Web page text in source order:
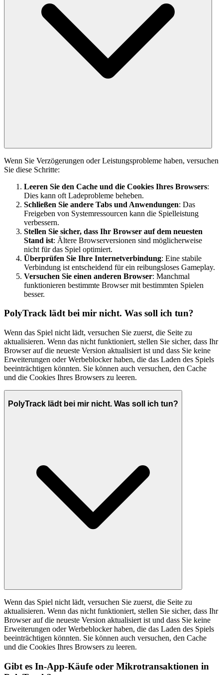
Wenn Sie Verzögerungen oder Leistungsprobleme haben, versuchen
Sie diese Schritte:
Leeren Sie den Cache und die Cookies Ihres Browsers:
Dies kann oft Ladeprobleme beheben.
Schließen Sie andere Tabs und Anwendungen: Das
Freigeben von Systemressourcen kann die Spielleistung
verbessern.
Stellen Sie sicher, dass Ihr Browser auf dem neuesten
Stand ist: Ältere Browserversionen sind möglicherweise
nicht für das Spiel optimiert.
Überprüfen Sie Ihre Internetverbindung: Eine stabile
Verbindung ist entscheidend für ein reibungsloses Gameplay.
Versuchen Sie einen anderen Browser: Manchmal
funktionieren bestimmte Browser mit bestimmten Spielen
besser.
PolyTrack lädt bei mir nicht. Was soll ich tun?
Wenn das Spiel nicht lädt, versuchen Sie zuerst, die Seite zu
aktualisieren. Wenn das nicht funktioniert, stellen Sie sicher, dass Ihr
Browser auf die neueste Version aktualisiert ist und dass Sie keine
Erweiterungen oder Werbeblocker haben, die das Laden des Spiels
beeinträchtigen könnten. Sie können auch versuchen, den Cache
und die Cookies Ihres Browsers zu leeren.
PolyTrack lädt bei mir nicht. Was soll ich tun?
Wenn das Spiel nicht lädt, versuchen Sie zuerst, die Seite zu
aktualisieren. Wenn das nicht funktioniert, stellen Sie sicher, dass Ihr
Browser auf die neueste Version aktualisiert ist und dass Sie keine
Erweiterungen oder Werbeblocker haben, die das Laden des Spiels
beeinträchtigen könnten. Sie können auch versuchen, den Cache
und die Cookies Ihres Browsers zu leeren.
Gibt es In-App-Käufe oder Mikrotransaktionen in